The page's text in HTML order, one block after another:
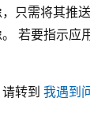
只需将其推
若要指示应
转到 我遇到